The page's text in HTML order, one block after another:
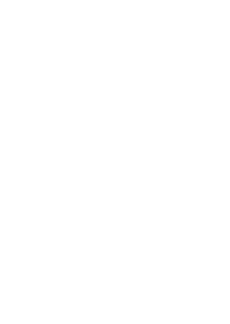
de redeneerengine
een afzonderlijk Help-
gemaakt voor
experts